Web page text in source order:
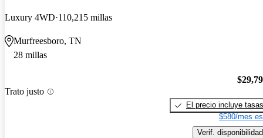
Luxury 4WD 110,215 millas
Murfreesboro, TN
28 millas
Trato justo
El precio incluye tasas
$580/mes
Verif. disponibilidad